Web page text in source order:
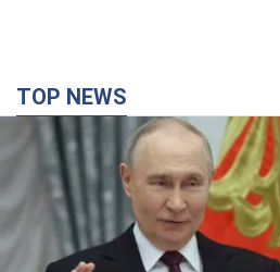
TOP NEWS